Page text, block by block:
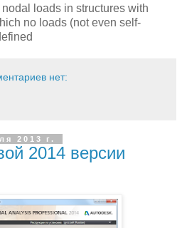
loads in structures with
no loads (not even self-
нет:
2013 г.
2014 версии